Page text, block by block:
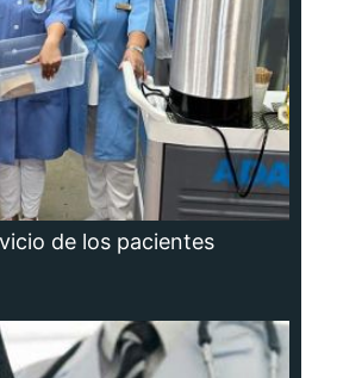
de los pacientes